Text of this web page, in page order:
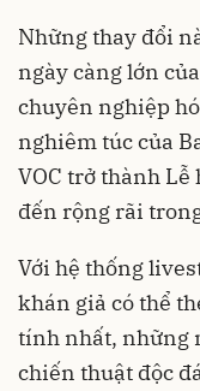
Những thay đổi
ngày càng lớn
chuyên nghiệp
nghiêm túc của
VOC trở thành
đến rộng rãi
Với hệ thống
khán giả có thể
tính nhất, những
chiến thuật độc